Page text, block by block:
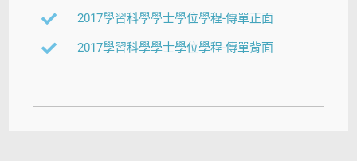
2017學習科學學士學位學程-傳單正面
2017學習科學學士學位學程-傳單背面